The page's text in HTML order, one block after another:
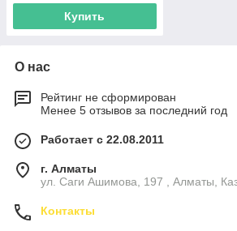
Купить
О нас
Рейтинг не сформирован
Менее 5 отзывов за последний год
Работает с 22.08.2011
г. Алматы
ул. Саги Ашимова, 197 , Алматы,
Контакты